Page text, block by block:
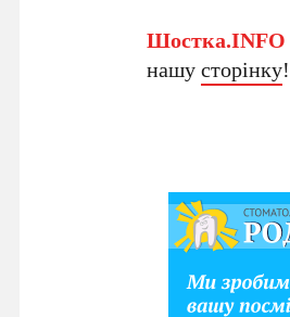
Шостка.INFO
нашусторінку!